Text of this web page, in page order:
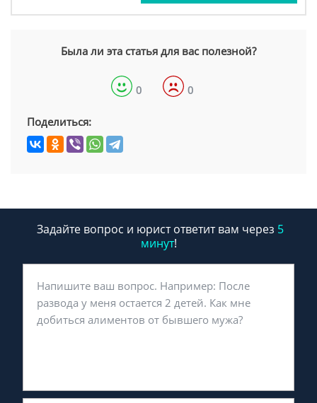
Была ли эта статья для вас полезной?
0 0
Поделиться:
Задайте вопрос и юрист ответит вам через 5
минут!